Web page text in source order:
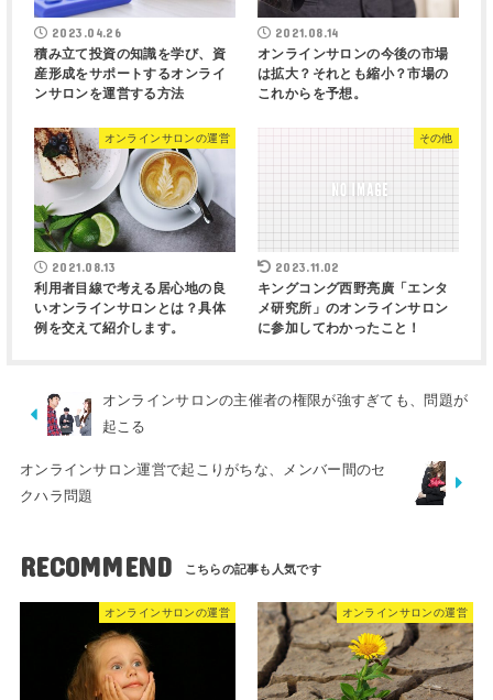
2023.04.26
積み立て投資の知識を学び、資
産形成をサポートするオンライ
ンサロンを運営する方法
2021.08.14
オンラインサロンの今後の市場
は拡大？それとも縮小？市場の
これからを予想。
オンラインサロンの運営
2021.08.13
利用者目線で考える居心地の良
いオンラインサロンとは？具体
例を交えて紹介します。
その他
2023.11.02
キングコング西野亮廣「エンタ
メ研究所」のオンラインサロン
に参加してわかったこと！
オンラインサロンの主催者の権限が強すぎても、問題が
起こる
オンラインサロン運営で起こりがちな、メンバー間のセ
クハラ問題
RECOMMEND
オンラインサロンの運営 オンラインサロンの運営